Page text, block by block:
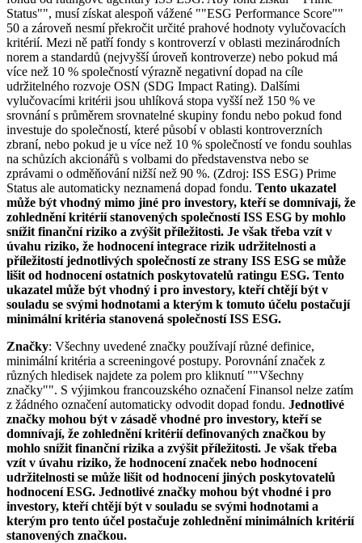
Status"", musí získat alespoň vážené ""ESG Performance Score""
50 a zároveň nesmí překročit určité prahové hodnoty vylučovacích
kritérií. Mezi ně patří fondy s kontroverzí v oblasti mezinárodních
norem a standardů (nejvyšší úroveň kontroverze) nebo pokud má
více než 10 % společností výrazně negativní dopad na cíle
udržitelného rozvoje OSN (SDG Impact Rating). Dalšími
vylučovacími kritérii jsou uhlíková stopa vyšší než 150 % ve
srovnání s průměrem srovnatelné skupiny fondu nebo pokud fond
investuje do společností, které působí v oblasti kontroverzních
zbraní, nebo pokud je u více než 10 % společností ve fondu souhlas
na schůzích akcionářů s volbami do představenstva nebo se
zprávami o odměňování nižší než 90 %. (Zdroj: ISS ESG) Prime
Status ale automaticky neznamená dopad fondu. Tento ukazatel
může být vhodný mimo jiné pro investory, kteří se domnívají, že
zohlednění kritérií stanovených společností ISS ESG by mohlo
snížit finanční riziko a zvýšit příležitosti. Je však třeba vzít v
úvahu riziko, že hodnocení integrace rizik udržitelnosti a
příležitostí jednotlivých společností ze strany ISS ESG se může
lišit od hodnocení ostatních poskytovatelů ratingu ESG. Tento
ukazatel může být vhodný i pro investory, kteří chtějí být v
souladu se svými hodnotami a kterým k tomuto účelu postačují
minimální kritéria stanovená společností ISS ESG.
Značky: Všechny uvedené značky používají různé definice,
minimální kritéria a screeningové postupy. Porovnání značek z
různých hledisek najdete za polem pro kliknutí ""Všechny
značky"". S výjimkou francouzského označení Finansol nelze zatím
z žádného označení automaticky odvodit dopad fondu. Jednotlivé
značky mohou být v zásadě vhodné pro investory, kteří se
domnívají, že zohlednění kritérií definovaných značkou by
mohlo snížit finanční rizika a zvýšit příležitosti. Je však třeba
vzít v úvahu riziko, že hodnocení značek nebo hodnocení
udržitelnosti se může lišit od hodnocení jiných poskytovatelů
hodnocení ESG. Jednotlivé značky mohou být vhodné i pro
investory, kteří chtějí být v souladu se svými hodnotami a
kterým pro tento účel postačuje zohlednění minimálních kritérií
stanovených značkou.